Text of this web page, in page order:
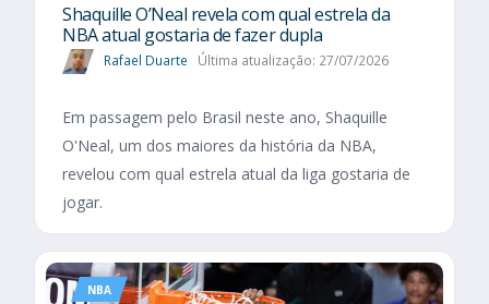
Shaquille O’Neal revela com qual estrela da
NBA atual gostaria de fazer dupla
Rafael Duarte Última atualização: 27/07/2026
Em passagem pelo Brasil neste ano, Shaquille
O'Neal, um dos maiores da história da NBA,
revelou com qual estrela atual da liga gostaria de
jogar.
NBA